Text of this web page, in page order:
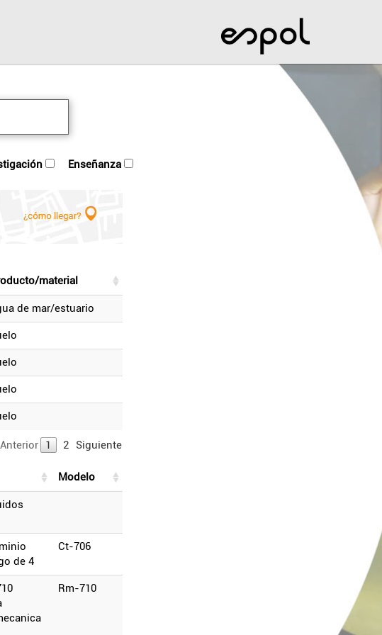
enseñanza
material
de mar/estuario
Anterior 1 2 Siguiente
modelo
de 4
ct-706
rm-710